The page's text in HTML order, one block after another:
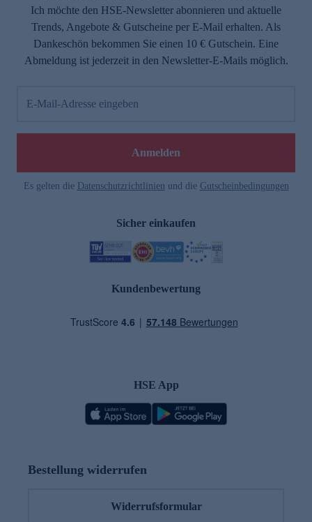
Ich möchte den HSE-Newsletter abonnieren und aktuelle
Trends, Angebote & Gutscheine per E-Mail erhalten. Als
Dankeschön bekommen Sie einen 10 € Gutschein. Eine
Abmeldung ist jederzeit in den Newsletter-E-Mails möglich.
E-Mail-Adresse eingeben
Anmelden
Es gelten die Datenschutzrichtlinien und die Gutscheinbedingungen
Sicher einkaufen
Kundenbewertung
HSE App
Bestellung widerrufen
Widerrufsformular